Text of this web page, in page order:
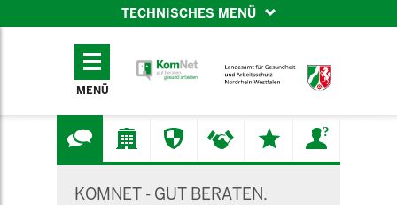
TECHNISCHES MENÜ
TECHNISCHES
MENÜ
KOMNET - GUT BERATEN.